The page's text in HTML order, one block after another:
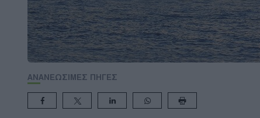
ΑΝΑΝΕΩΣΙΜΕΣ ΠΗΓΕΣ